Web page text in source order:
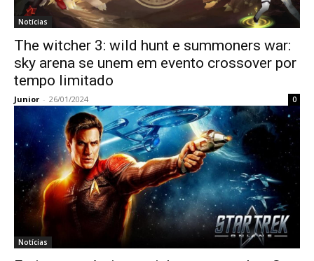
Notícias
The witcher 3: wild hunt e summoners war:
sky arena se unem em evento crossover por
tempo limitado
Junior - 26/01/2024 0
Notícias